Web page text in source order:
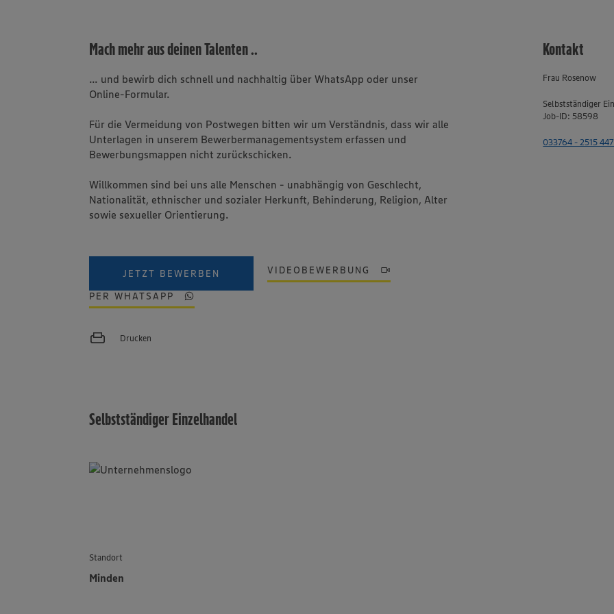
Mach mehr aus deinen Talenten ..
... und bewirb dich schnell und nachhaltig über WhatsApp oder unser
Online-Formular.
Für die Vermeidung von Postwegen bitten wir um Verständnis, dass wir alle
Unterlagen in unserem Bewerbermanagementsystem erfassen und
Bewerbungsmappen nicht zurückschicken.
Willkommen sind bei uns alle Menschen - unabhängig von Geschlecht,
Nationalität, ethnischer und sozialer Herkunft, Behinderung, Religion, Alter
sowie sexueller Orientierung.
JETZT BEWERBEN VIDEOBEWERBUNG
PER WHATSAPP
Drucken
Kontakt
Frau Rosenow
Selbstständiger
Job-ID: 58598
033764 - 2515
Selbstständiger Einzelhandel
Standort
Minden